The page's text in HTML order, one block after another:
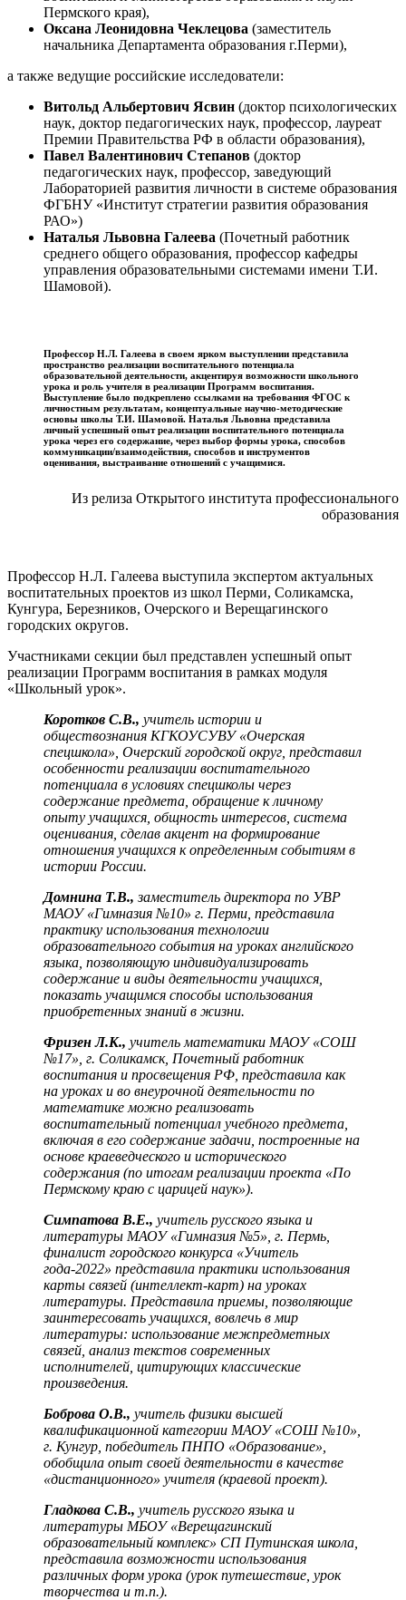
Пермского края),
Оксана Леонидовна Чеклецова (заместитель
начальника Департамента образования г.Перми),
а также ведущие российские исследователи:
Витольд Альбертович Ясвин (доктор психологических
наук, доктор педагогических наук, профессор, лауреат
Премии Правительства РФ в области образования),
Павел Валентинович Степанов (доктор
педагогических наук, профессор, заведующий
Лабораторией развития личности в системе образования
ФГБНУ «Институт стратегии развития образования
РАО»)
Наталья Львовна Галеева (Почетный работник
среднего общего образования, профессор кафедры
управления образовательными системами имени Т.И.
Шамовой).
Профессор Н.Л. Галеева в своем ярком выступлении представила
пространство реализации воспитательного потенциала
образовательной деятельности, акцентируя возможности школьного
урока и роль учителя в реализации Программ воспитания.
Выступление было подкреплено ссылками на требования ФГОС к
личностным результатам, концептуальные научно-методические
основы школы Т.И. Шамовой. Наталья Львовна представила
личный успешный опыт реализации воспитательного потенциала
урока через его содержание, через выбор формы урока, способов
коммуникации/взаимодействия, способов и инструментов
оценивания, выстраивание отношений с учащимися.
Из релиза Открытого института профессионального
образования
Профессор Н.Л. Галеева выступила экспертом актуальных
воспитательных проектов из школ Перми, Соликамска,
Кунгура, Березников, Очерского и Верещагинского
городских округов.
Участниками секции был представлен успешный опыт
реализации Программ воспитания в рамках модуля
«Школьный урок».
Коротков С.В., учитель истории и
обществознания КГКОУСУВУ «Очерская
спецшкола», Очерский городской округ, представил
особенности реализации воспитательного
потенциала в условиях спецшколы через
содержание предмета, обращение к личному
опыту учащихся, общность интересов, система
оценивания, сделав акцент на формирование
отношения учащихся к определенным событиям в
истории России.
Домнина Т.В., заместитель директора по УВР
МАОУ «Гимназия №10» г. Перми, представила
практику использования технологии
образовательного события на уроках английского
языка, позволяющую индивидуализировать
содержание и виды деятельности учащихся,
показать учащимся способы использования
приобретенных знаний в жизни.
Фризен Л.К., учитель математики МАОУ «СОШ
№17», г. Соликамск, Почетный работник
воспитания и просвещения РФ, представила как
на уроках и во внеурочной деятельности по
математике можно реализовать
воспитательный потенциал учебного предмета,
включая в его содержание задачи, построенные на
основе краеведческого и исторического
содержания (по итогам реализации проекта «По
Пермскому краю с царицей наук»).
Симпатова В.Е., учитель русского языка и
литературы МАОУ «Гимназия №5», г. Пермь,
финалист городского конкурса «Учитель
года-2022» представила практики использования
карты связей (интеллект-карт) на уроках
литературы. Представила приемы, позволяющие
заинтересовать учащихся, вовлечь в мир
литературы: использование межпредметных
связей, анализ текстов современных
исполнителей, цитирующих классические
произведения.
Боброва О.В., учитель физики высшей
квалификационной категории МАОУ «СОШ №10»,
г. Кунгур, победитель ПНПО «Образование»,
обобщила опыт своей деятельности в качестве
«дистанционного» учителя (краевой проект).
Гладкова С.В., учитель русского языка и
литературы МБОУ «Верещагинский
образовательный комплекс» СП Путинская школа,
представила возможности использования
различных форм урока (урок путешествие, урок
творчества и т.п.).